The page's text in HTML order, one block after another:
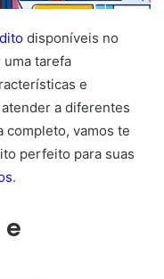
disponíveis no
tarefa
e
a diferentes
completo, vamos te
perfeito para suas
.